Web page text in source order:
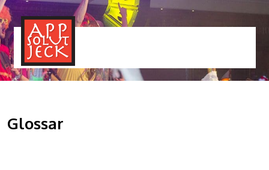
Glossar